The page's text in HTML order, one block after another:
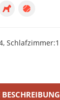
Schlafzimmer:1
BESCHREIBUNG